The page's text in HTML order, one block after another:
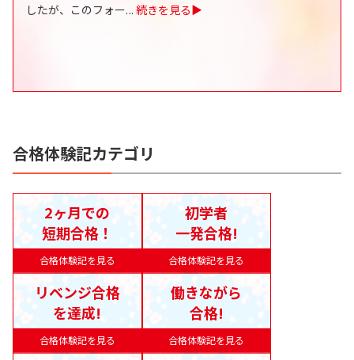
したが、このフォー... 続きを見る▶
合格体験記カテゴリ
合格体験記を見る
2ヶ月での
短期合格！
合格体験記を見る
初学者
一発合格!
合格体験記を見る
リベンジ合格
を達成!
合格体験記を見る
働きながら
合格!